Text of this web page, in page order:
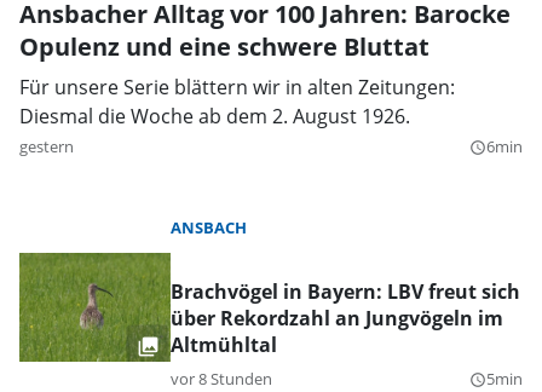
Ansbacher Alltag vor 100 Jahren: Barocke
Opulenz und eine schwere Bluttat
Für unsere Serie blättern wir in alten Zeitungen:
Diesmal die Woche ab dem 2. August 1926.
gestern query_builder6min
ANSBACH
Brachvögel in Bayern: LBV freut sich
über Rekordzahl an Jungvögeln im
Altmühltal
vor 8 Stunden query_builder5min